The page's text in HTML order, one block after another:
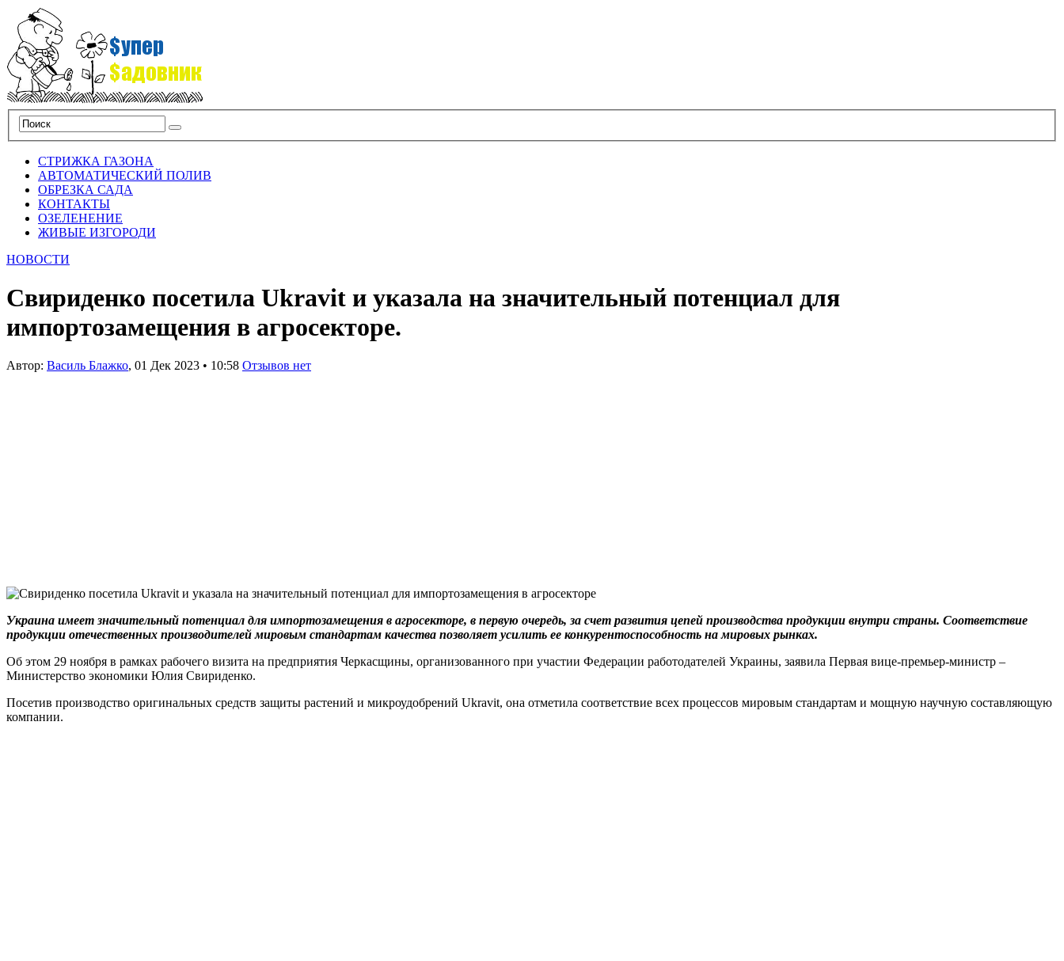
СТРИЖКА ГАЗОНА
АВТОМАТИЧЕСКИЙ ПОЛИВ
ОБРЕЗКА САДА
КОНТАКТЫ
ОЗЕЛЕНЕНИЕ
ЖИВЫЕ ИЗГОРОДИ
НОВОСТИ
Свириденко посетила Ukravit и указала на значительный потенциал для
импортозамещения в агросекторе.
Автор: Василь Блажко, 01 Дек 2023 • 10:58 Отзывов нет
Украина имеет значительный потенциал для импортозамещения в агросекторе, в первую очередь, за счет развития цепей производства продукции внутри страны. Соответствие
продукции отечественных производителей мировым стандартам качества позволяет усилить ее конкурентоспособность на мировых рынках.
Об этом 29 ноября в рамках рабочего визита на предприятия Черкасщины, организованного при участии Федерации работодателей Украины, заявила Первая вице-премьер-министр –
Министерство экономики Юлия Свириденко.
Посетив производство оригинальных средств защиты растений и микроудобрений Ukravit, она отметила соответствие всех процессов мировым стандартам и мощную научную составляющую
компании.